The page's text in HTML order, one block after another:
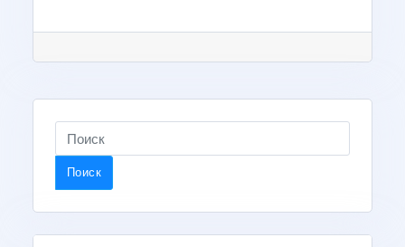
Поиск